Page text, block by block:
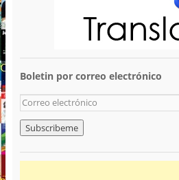
Boletin por correo electrónico